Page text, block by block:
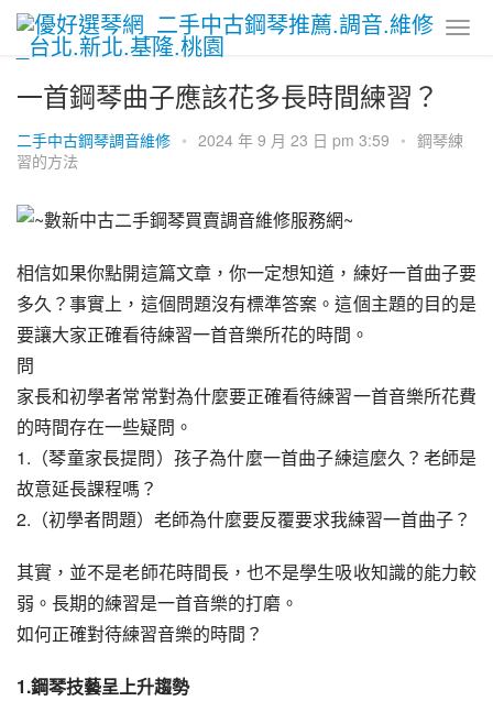
一首鋼琴曲子應該花多長時間練習？
二手中古鋼琴調音維修 • 2024 年 9 月 23 日 pm 3:59 • 鋼琴練
習的方法
相信如果你點開這篇文章，你一定想知道，練好一首曲子要
多久？事實上，這個問題沒有標準答案。這個主題的目的是
要讓大家正確看待練習一首音樂所花的時間。
問
家長和初學者常常對為什麼要正確看待練習一首音樂所花費
的時間存在一些疑問。
1.（琴童家長提問）孩子為什麼一首曲子練這麼久？老師是
故意延長課程嗎？
2.（初學者問題）老師為什麼要反覆要求我練習一首曲子？
其實，並不是老師花時間長，也不是學生吸收知識的能力較
弱。長期的練習是一首音樂的打磨。
如何正確對待練習音樂的時間？
1.鋼琴技藝呈上升趨勢